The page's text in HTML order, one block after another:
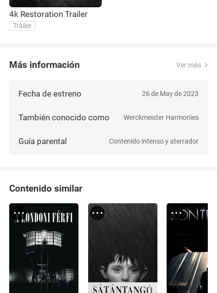
4k Restoration Trailer
Tráiler
Más información Ver más
Fecha de estreno 26 de May de 2023
También conocido como Werckmeister Harmonies
Guía parental Contenido intenso y aterrador
Contenido similar